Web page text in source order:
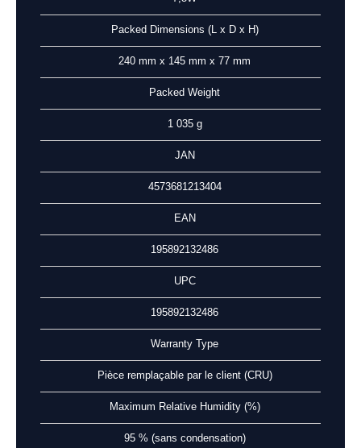
Packed Dimensions (L x D x H)
240 mm x 145 mm x 77 mm
Packed Weight
1 035 g
JAN
4573681213404
EAN
195892132486
UPC
195892132486
Warranty Type
Pièce remplaçable par le client (CRU)
Maximum Relative Humidity (%)
95 % (sans condensation)